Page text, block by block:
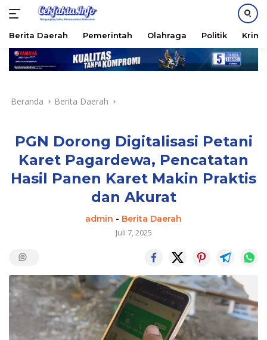
Langsung
Berita Daerah Pemerintah Olahraga Politik
Beranda Berita Daerah
PGN Dorong Digitalisasi Petani
Karet Pagardewa, Pencatatan
Hasil Panen Karet Makin Praktis
dan Akurat
admin - Berita Daerah
Juli 7, 2025